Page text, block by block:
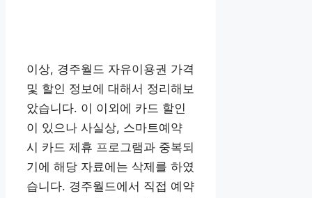
이상, 경주월드 자유이용권 가격
및 할인 정보에 대해서 정리해보
았습니다. 이 이외에 카드 할인
이 있으나 사실상, 스마트예약
시 카드 제휴 프로그램과 중복되
기에 해당 자료에는 삭제를 하였
습니다. 경주월드에서 직접 예약